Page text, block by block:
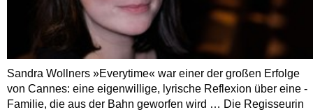
Sandra Wollners »Everytime« war einer der großen Erfolge
von Cannes: eine eigenwillige, lyrische Reflexion über eine ­
Familie, die aus der Bahn geworfen wird … Die Regisseurin